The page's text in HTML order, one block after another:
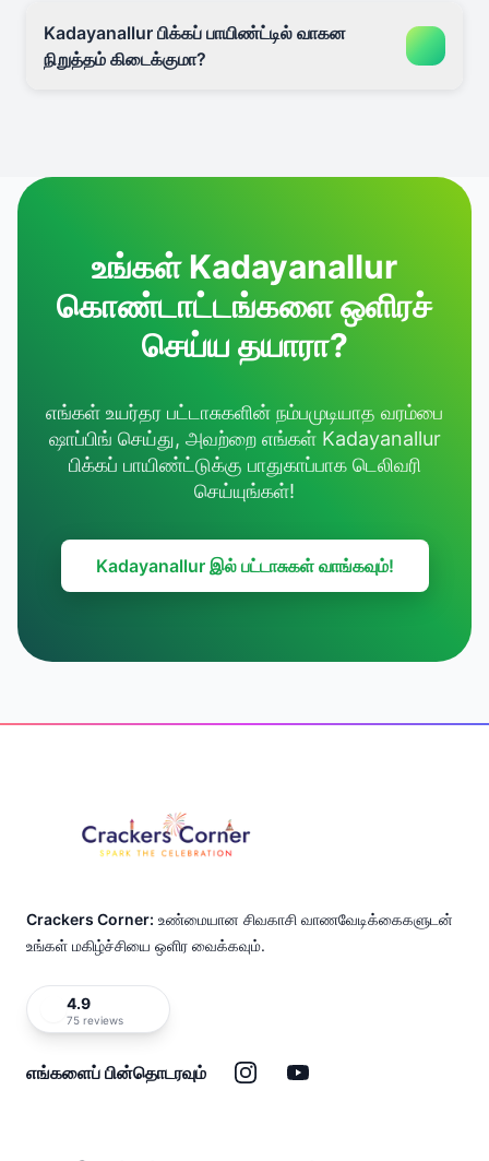
Kadayanallur பிக்கப் பாயிண்ட்டில் வாகன
நிறுத்தம் கிடைக்குமா?
உங்கள் Kadayanallur
கொண்டாட்டங்களை ஒளிரச்
செய்ய தயாரா?
எங்கள் உயர்தர பட்டாசுகளின் நம்பமுடியாத வரம்பை
ஷாப்பிங் செய்து, அவற்றை எங்கள் Kadayanallur
பிக்கப் பாயிண்ட்டுக்கு பாதுகாப்பாக டெலிவரி
செய்யுங்கள்!
Kadayanallur இல் பட்டாசுகள் வாங்கவும்!
Crackers Corner: உண்மையான சிவகாசி வாணவேடிக்கைகளுடன்
உங்கள் மகிழ்ச்சியை ஒளிர வைக்கவும்.
4.9
75 reviews
எங்களைப் பின்தொடரவும் இன்ஸ்டாகிராம்
யூடியூப்